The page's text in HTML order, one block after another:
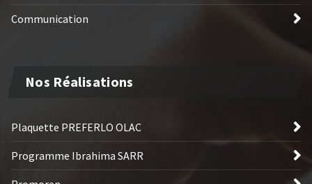
Communication
Nos Réalisations
Plaquette PREFERLO OLAC
Programme Ibrahima SARR